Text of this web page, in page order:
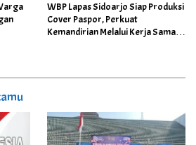
WBP Lapas Sidoarjo Siap Produksi
Cover Paspor, Perkuat
Kemandirian Melalui Kerja Sama